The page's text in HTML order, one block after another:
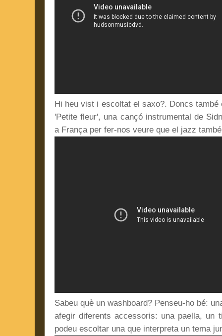
Hi heu vist i escoltat el saxo?. Doncs
'Petite fleur', una cançó instrumental de
a França per fer-nos veure que el jazz
Sabeu què un washboard? Penseu-ho bé:
afegir diferents accessoris: una paella, un
podeu escoltar una que interpreta un tema